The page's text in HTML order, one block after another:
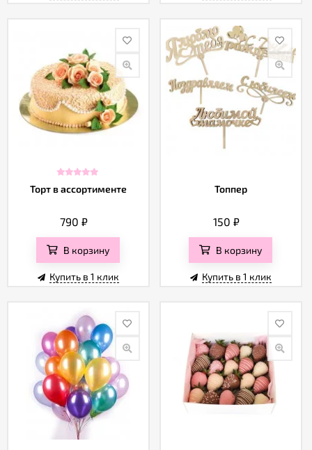
Торт в ассортименте
790₽
В корзину
Купить в 1 клик
Топпер
150₽
В корзину
Купить в 1 клик